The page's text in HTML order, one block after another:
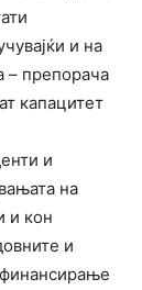
и на
– препорача
капацитет
и
на
и кон
и